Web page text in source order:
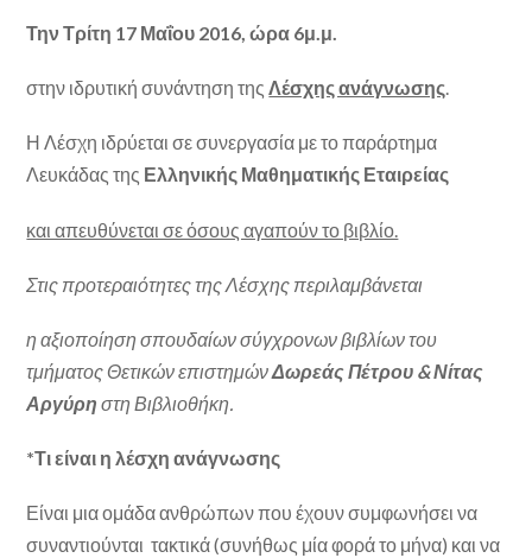
Την Τρίτη 17 Μαΐου 2016, ώρα 6μ.μ.
στην ιδρυτική συνάντηση τηςΛέσχης ανάγνωσης.
Η Λέσχη ιδρύεται σε συνεργασία με το παράρτημα
Λευκάδας της Ελληνικής Μαθηματικής Εταιρείας
και απευθύνεται σε όσους αγαπούν το βιβλίο.
Στις προτεραιότητες της Λέσχης περιλαμβάνεται
η αξιοποίηση σπουδαίων σύγχρονων βιβλίων του
τμήματος Θετικών επιστημώνΔωρεάς Πέτρου & Νίτας
Αργύρηστη Βιβλιοθήκη.
*Τι είναι η λέσχη ανάγνωσης
Είναι μια ομάδα ανθρώπων που έχουν συμφωνήσει να
συναντιούνται τακτικά (συνήθως μία φορά το μήνα) και να